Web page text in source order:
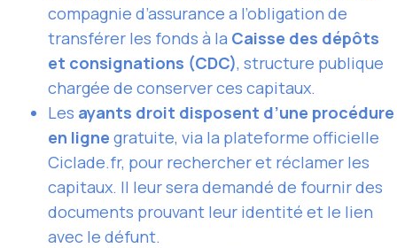
compagnie d’assurance a l’obligation de
transférer les fonds à la Caisse des dépôts
et consignations (CDC), structure publique
chargée de conserver ces capitaux.
Les ayants droit disposent d’une procédure
en ligne gratuite, via la plateforme officielle
Ciclade.fr, pour rechercher et réclamer les
capitaux. Il leur sera demandé de fournir des
documents prouvant leur identité et le lien
avec le défunt.